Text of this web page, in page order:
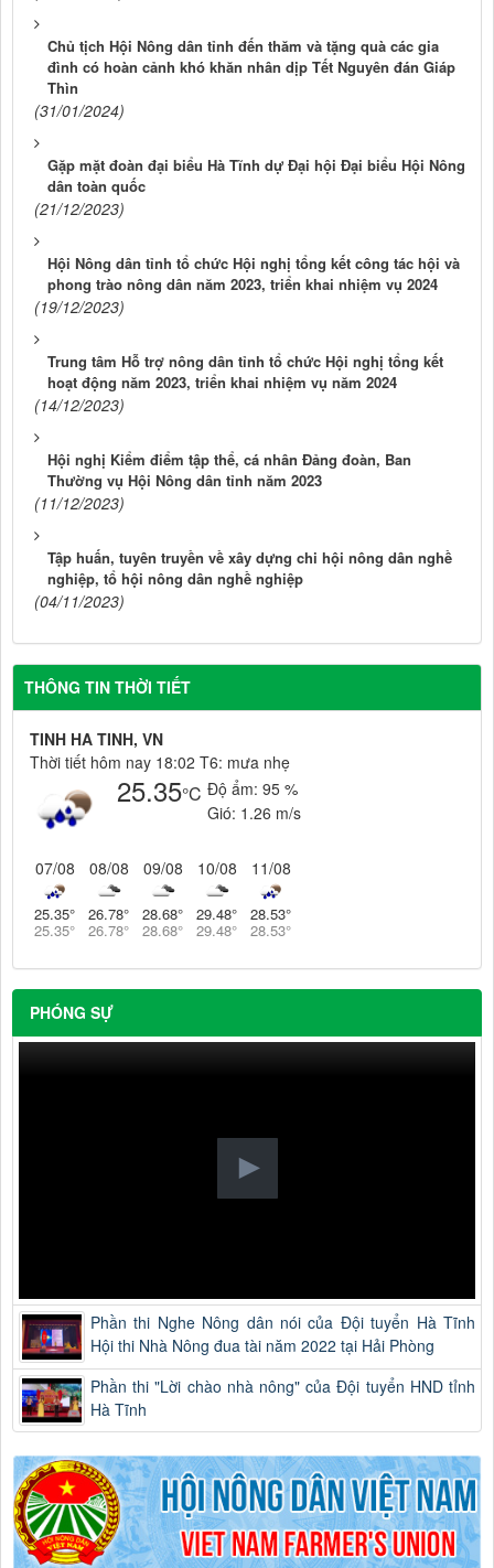
Chủ tịch Hội Nông dân tỉnh đến thăm và tặng quà các gia
đình có hoàn cảnh khó khăn nhân dịp Tết Nguyên đán Giáp
Thìn
(31/01/2024)
Gặp mặt đoàn đại biểu Hà Tĩnh dự Đại hội Đại biểu Hội Nông
dân toàn quốc
(21/12/2023)
Hội Nông dân tỉnh tổ chức Hội nghị tổng kết công tác hội và
phong trào nông dân năm 2023, triển khai nhiệm vụ 2024
(19/12/2023)
Trung tâm Hỗ trợ nông dân tỉnh tổ chức Hội nghị tổng kết
hoạt động năm 2023, triển khai nhiệm vụ năm 2024
(14/12/2023)
Hội nghị Kiểm điểm tập thể, cá nhân Đảng đoàn, Ban
Thường vụ Hội Nông dân tỉnh năm 2023
(11/12/2023)
Tập huấn, tuyên truyền về xây dựng chi hội nông dân nghề
nghiệp, tổ hội nông dân nghề nghiệp
(04/11/2023)
THÔNG TIN THỜI TIẾT
TINH HA TINH, VN
Thời tiết hôm nay 18:02 T6: mưa nhẹ
25.35°C Độ ẩm: 95 %
Gió: 1.26 m/s
07/08
25.35°
25.35°
08/08
26.78°
26.78°
09/08
28.68°
28.68°
10/08
29.48°
29.48°
11/08
28.53°
28.53°
PHÓNG SỰ
Phần thi Nghe Nông dân nói của Đội tuyển Hà Tĩnh
Hội thi Nhà Nông đua tài năm 2022 tại Hải Phòng
Phần thi "Lời chào nhà nông" của Đội tuyển HND tỉnh
Hà Tĩnh